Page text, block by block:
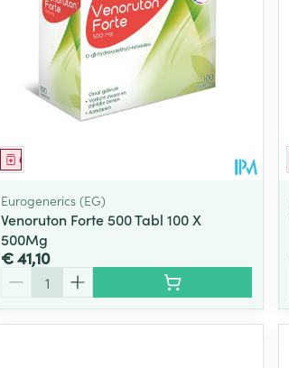
Geneesmiddel
Eurogenerics (EG)
Venoruton Forte 500 Tabl 100 X
500Mg
€ 41,10